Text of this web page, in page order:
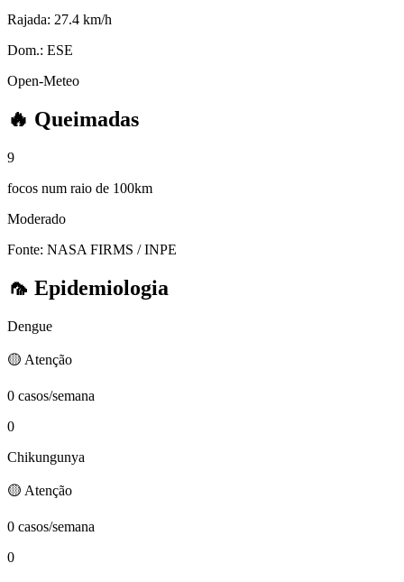
Rajada: 27.4 km/h
Dom.: ESE
Open-Meteo
🔥 Queimadas
9
focos num raio de 100km
Moderado
Fonte: NASA FIRMS / INPE
🦟 Epidemiologia
Dengue
🟡 Atenção
0 casos/semana
0
Chikungunya
🟡 Atenção
0 casos/semana
0